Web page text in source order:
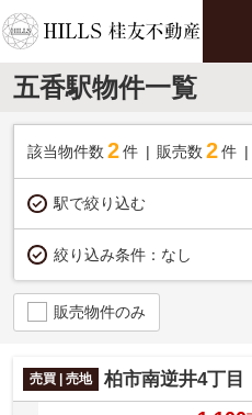
五香駅物件一覧
該当物件数 2件 販売数 2 件
駅で絞り込む
絞り込み条件： なし
販売物件のみ
売買 | 売地 柏市南逆井4丁目